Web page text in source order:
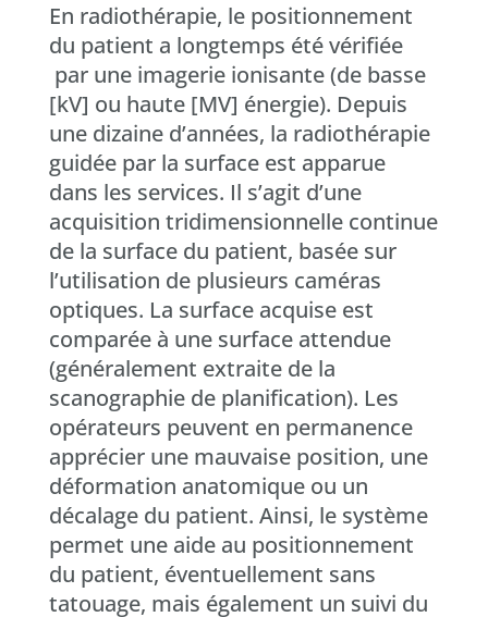
En radiothérapie, le positionnement
du patient a longtemps été vérifiée
par une imagerie ionisante (de basse
[kV] ou haute [MV] énergie). Depuis
une dizaine d’années, la radiothérapie
guidée par la surface est apparue
dans les services. Il s’agit d’une
acquisition tridimensionnelle continue
de la surface du patient, basée sur
l’utilisation de plusieurs caméras
optiques. La surface acquise est
comparée à une surface attendue
(généralement extraite de la
scanographie de planification). Les
opérateurs peuvent en permanence
apprécier une mauvaise position, une
déformation anatomique ou un
décalage du patient. Ainsi, le système
permet une aide au positionnement
du patient, éventuellement sans
tatouage, mais également un suivi du